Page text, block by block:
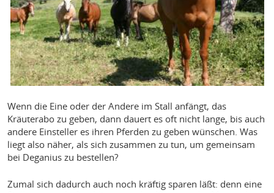
Wenn die Eine oder der Andere im Stall anfängt, das
Kräuterabo zu geben, dann dauert es oft nicht lange, bis auch
andere Einsteller es ihren Pferden zu geben wünschen. Was
liegt also näher, als sich zusammen zu tun, um gemeinsam
bei Deganius zu bestellen?
Zumal sich dadurch auch noch kräftig sparen läßt: denn eine